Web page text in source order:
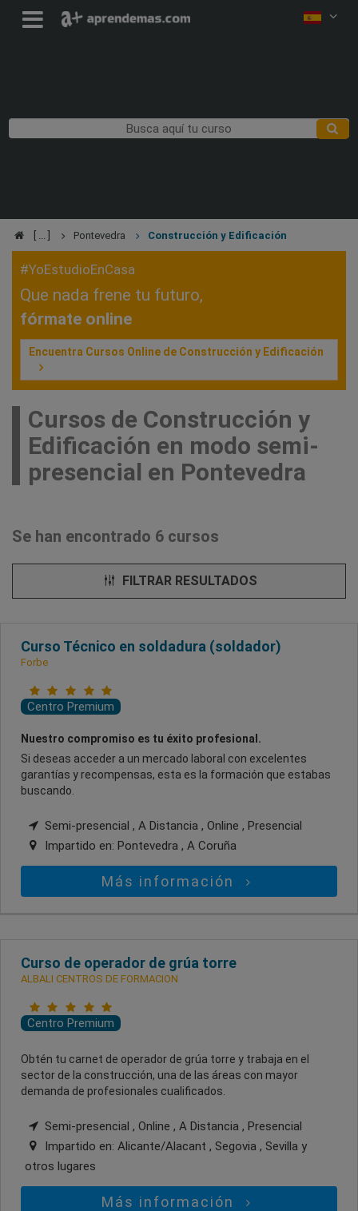
Pontevedra Construcción y Edificación
#YoEstudioEnCasa
Que nada frene tu futuro,
fórmate online
Encuentra Cursos Online de Construcción y Edificación
Cursos de Construcción y
Edificación en modo semi-
presencial en Pontevedra
Se han encontrado 6 cursos
FILTRAR RESULTADOS
Curso Técnico en soldadura (soldador)
Forbe
Centro Premium
Nuestro compromiso es tu éxito profesional.
Si deseas acceder a un mercado laboral con excelentes
garantías y recompensas, esta es la formación que estabas
buscando.
Semi-presencial , A Distancia , Online , Presencial
Impartido en: Pontevedra , A Coruña
Más información
Curso de operador de grúa torre
ALBALI CENTROS DE FORMACION
Centro Premium
Obtén tu carnet de operador de grúa torre y trabaja en el
sector de la construcción, una de las áreas con mayor
demanda de profesionales cualificados.
Semi-presencial , Online , A Distancia , Presencial
Impartido en: Alicante/Alacant , Segovia , Sevilla y
otros lugares
Más información